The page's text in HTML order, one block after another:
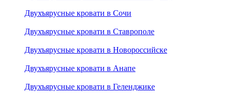
Двухъярусные кровати в Сочи
Двухъярусные кровати в Ставрополе
Двухъярусные кровати в Новороссийске
Двухъярусные кровати в Анапе
Двухъярусные кровати в Геленджике